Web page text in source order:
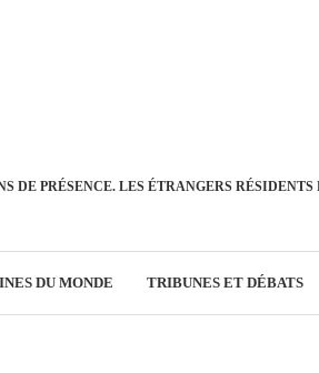
DE PRÉSENCE. LES ÉTRANGERS
DU MONDE TRIBUNES ET DÉBATS